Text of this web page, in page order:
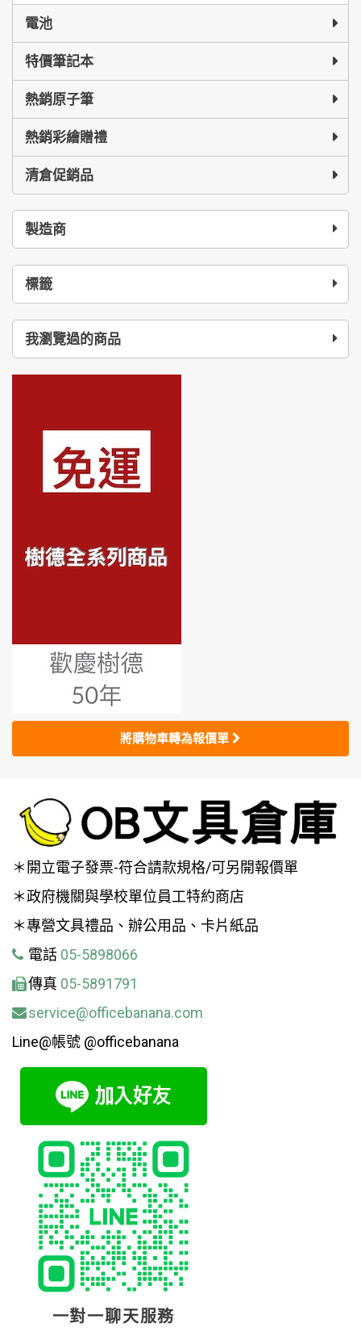
電池
特價筆記本
熱銷原子筆
熱銷彩繪贈禮
清倉促銷品
製造商
標籤
我瀏覽過的商品
將購物車轉為報價單
＊開立電子發票-符合請款規格/可另開報價單
＊政府機關與學校單位員工特約商店
＊專營文具禮品、辦公用品、卡片紙品
電話 05-5898066
傳真 05-5891791
service@officebanana.com
Line@帳號 @officebanana
一對一聊天服務